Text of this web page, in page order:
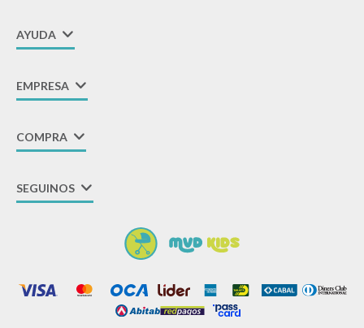
AYUDA
EMPRESA
COMPRA
SEGUINOS